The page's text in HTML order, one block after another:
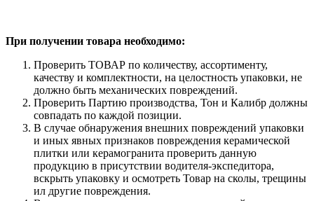
При получении товара необходимо:
Проверить ТОВАР по количеству, ассортименту,
качеству и комплектности, на целостность упаковки, не
должно быть механических повреждений.
Проверить Партию производства, Тон и Калибр должны
совпадать по каждой позиции.
В случае обнаружения внешних повреждений упаковки
и иных явных признаков повреждения керамической
плитки или керамогранита проверить данную
продукцию в присутствии водителя-экспедитора,
вскрыть упаковку и осмотреть Товар на сколы, трещины
ил другие повреждения.